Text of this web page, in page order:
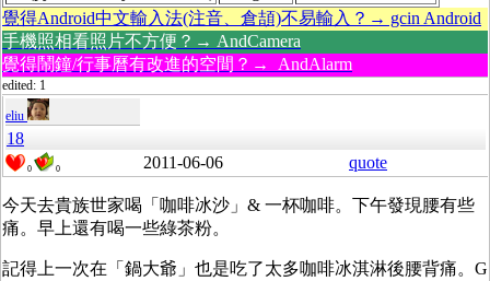
覺得Android中文輸入法(注音、倉頡)不易輸入？→ gcin Android
手機照相看照片不方便？→ AndCamera
覺得鬧鐘/行事曆有改進的空間？→ AndAlarm
edited: 1
eliu
18
0 0 2011-06-06 quote
今天去貴族世家喝「咖啡冰沙」& 一杯咖啡。下午發現腰有些
痛。早上還有喝一些綠茶粉。
記得上一次在「鍋大爺」也是吃了太多咖啡冰淇淋後腰背痛。G